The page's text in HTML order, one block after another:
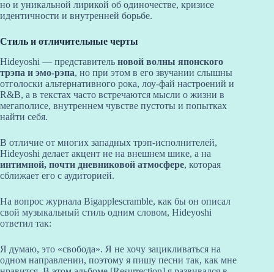
но и уникальной лирикой об одиночестве, кризисе
идентичности и внутренней борьбе.
Стиль и отличительные черты
Hideyoshi — представитель новой волны японского
трэпа и эмо-рэпа, но при этом в его звучании слышны
отголоски альтернативного рока, лоу-фай настроений и
R&B, а в текстах часто встречаются мысли о жизни в
мегаполисе, внутреннем чувстве пустоты и попытках
найти себя.
В отличие от многих западных трэп-исполнителей,
Hideyoshi делает акцент не на внешнем шике, а на
интимной, почти дневниковой атмосфере, которая
сближает его с аудиторией.
На вопрос журнала Bigapplescramble, как бы он описал
свой музыкальный стиль одним словом, Hideyoshi
ответил так:
Я думаю, это «свобода». Я не хочу зацикливаться на
одном направлении, поэтому я пишу песни так, как мне